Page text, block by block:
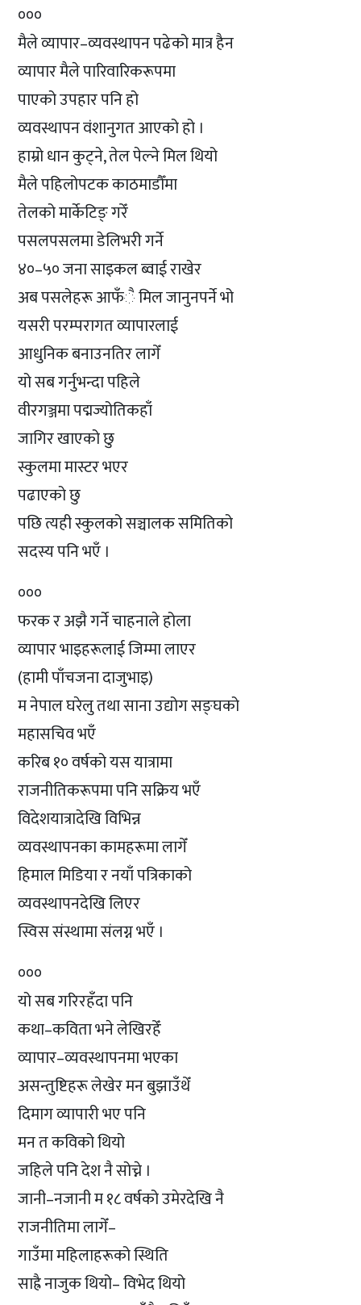
०००
मैले व्यापार–व्यवस्थापन पढेको मात्र हैन
व्यापार मैले पारिवारिकरूपमा
पाएको उपहार पनि हो
व्यवस्थापन वंशानुगत आएको हो ।
हाम्रो धान कुट्ने, तेल पेल्ने मिल थियो
मैले पहिलोपटक काठमाडौँमा
तेलको मार्केटिङ् गरेँ
पसलपसलमा डेलिभरी गर्ने
४०–५० जना साइकल ब्वाई राखेर
अब पसलेहरू आफँै मिल जानुनपर्ने भो
यसरी परम्परागत व्यापारलाई
आधुनिक बनाउनतिर लागेँ
यो सब गर्नुभन्दा पहिले
वीरगञ्जमा पद्मज्योतिकहाँ
जागिर खाएको छु
स्कुलमा मास्टर भएर
पढाएको छु
पछि त्यही स्कुलको सञ्चालक समितिको
सदस्य पनि भएँ ।
०००
फरक र अझै गर्ने चाहनाले होला
व्यापार भाइहरूलाई जिम्मा लाएर
(हामी पाँचजना दाजुभाइ)
म नेपाल घरेलु तथा साना उद्योग सङ्घको
महासचिव भएँ
करिब १० वर्षको यस यात्रामा
राजनीतिकरूपमा पनि सक्रिय भएँ
विदेशयात्रादेखि विभिन्न
व्यवस्थापनका कामहरूमा लागेँ
हिमाल मिडिया र नयाँ पत्रिकाको
व्यवस्थापनदेखि लिएर
स्विस संस्थामा संलग्न भएँ ।
०००
यो सब गरिरहँदा पनि
कथा–कविता भने लेखिरहेँ
व्यापार–व्यवस्थापनमा भएका
असन्तुष्टिहरू लेखेर मन बुझाउँथेँ
दिमाग व्यापारी भए पनि
मन त कविको थियो
जहिले पनि देश नै सोच्ने ।
जानी–नजानी म १८ वर्षको उमेरदेखि नै
राजनीतिमा लागेँ–
गाउँमा महिलाहरूको स्थिति
साह्रै नाजुक थियो– विभेद थियो